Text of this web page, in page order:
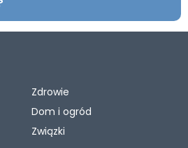
Zdrowie
Dom i ogród
Związki